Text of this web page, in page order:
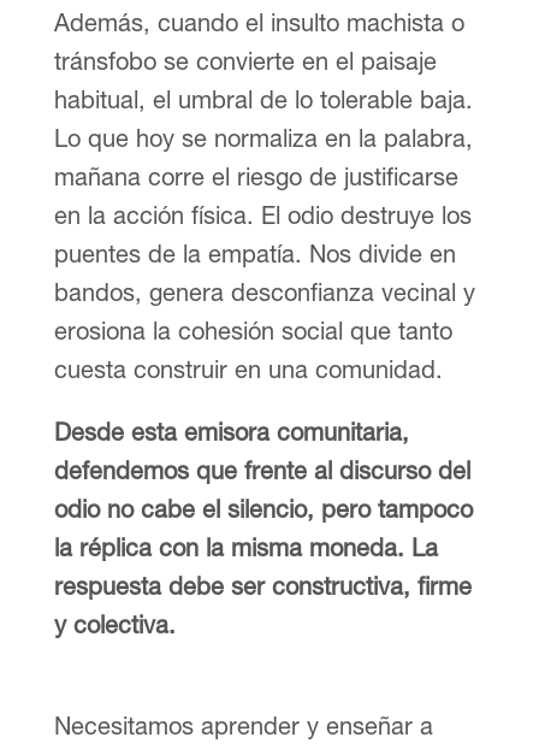
Además, cuando el insulto machista o
tránsfobo se convierte en el paisaje
habitual, el umbral de lo tolerable baja.
Lo que hoy se normaliza en la palabra,
mañana corre el riesgo de justificarse
en la acción física. El odio destruye los
puentes de la empatía. Nos divide en
bandos, genera desconfianza vecinal y
erosiona la cohesión social que tanto
cuesta construir en una comunidad.
Desde esta emisora comunitaria,
defendemos que frente al discurso del
odio no cabe el silencio, pero tampoco
la réplica con la misma moneda. La
respuesta debe ser constructiva, firme
y colectiva.
Necesitamos aprender y enseñar a